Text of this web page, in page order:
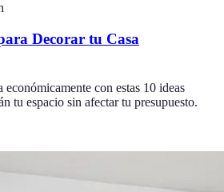
Decorar tu Casa
económicamente con estas 10 ideas
tu espacio sin afectar tu presupuesto.